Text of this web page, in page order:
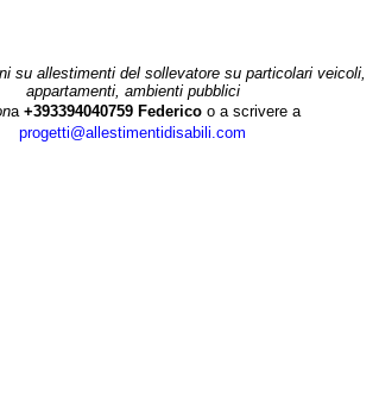
su allestimenti del sollevatore su particolari veicoli,
appartamenti, ambienti pubblici
a +393394040759 Federico o a scrivere a
progetti@allestimentidisabili.com